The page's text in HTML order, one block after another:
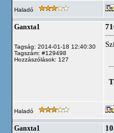
Haladó
Ganxta1
Tagság: 2014-01-18 12:40:30
Tagszám: #129498
Hozzászólások: 127
Haladó
Ganxta1